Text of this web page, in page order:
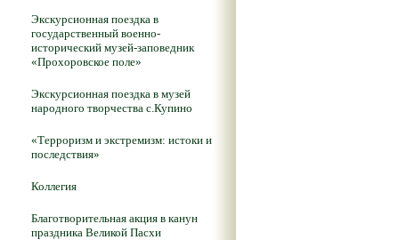
Экскурсионная поездка в
государственный военно-
исторический музей-заповедник
«Прохоровское поле»
Экскурсионная поездка в музей
народного творчества с.Купино
«Терроризм и экстремизм: истоки и
последствия»
Коллегия
Благотворительная акция в канун
праздника Великой Пасхи